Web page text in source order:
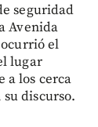
seguridad
Avenida
el
lugar
a los cerca
discurso.